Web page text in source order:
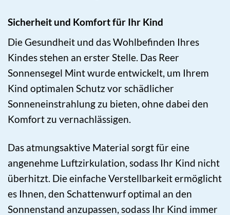
Sicherheit und Komfort für Ihr Kind
Die Gesundheit und das Wohlbefinden Ihres
Kindes stehen an erster Stelle. Das Reer
Sonnensegel Mint wurde entwickelt, um Ihrem
Kind optimalen Schutz vor schädlicher
Sonneneinstrahlung zu bieten, ohne dabei den
Komfort zu vernachlässigen.
Das atmungsaktive Material sorgt für eine
angenehme Luftzirkulation, sodass Ihr Kind nicht
überhitzt. Die einfache Verstellbarkeit ermöglicht
es Ihnen, den Schattenwurf optimal an den
Sonnenstand anzupassen, sodass Ihr Kind immer